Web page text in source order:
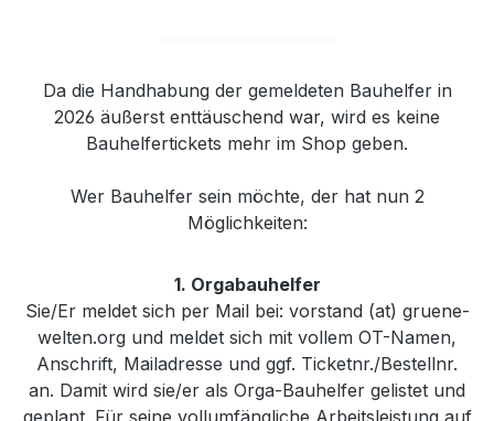
Da die Handhabung der gemeldeten Bauhelfer in
2026 äußerst enttäuschend war, wird es keine
Bauhelfertickets mehr im Shop geben.
Wer Bauhelfer sein möchte, der hat nun 2
Möglichkeiten:
1. Orgabauhelfer
Sie/Er meldet sich per Mail bei: vorstand (at) gruene-
welten.org und meldet sich mit vollem OT-Namen,
Anschrift, Mailadresse und ggf. Ticketnr./Bestellnr.
an. Damit wird sie/er als Orga-Bauhelfer gelistet und
geplant. Für seine vollumfängliche Arbeitsleistung auf